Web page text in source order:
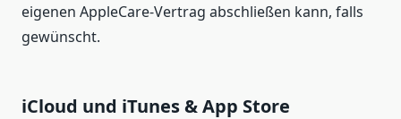
eigenen AppleCare-Vertrag abschließen kann, falls
gewünscht.
iCloud und iTunes & App Store